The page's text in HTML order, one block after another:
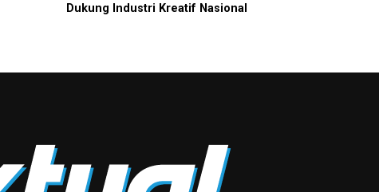
Dukung Industri Kreatif Nasional